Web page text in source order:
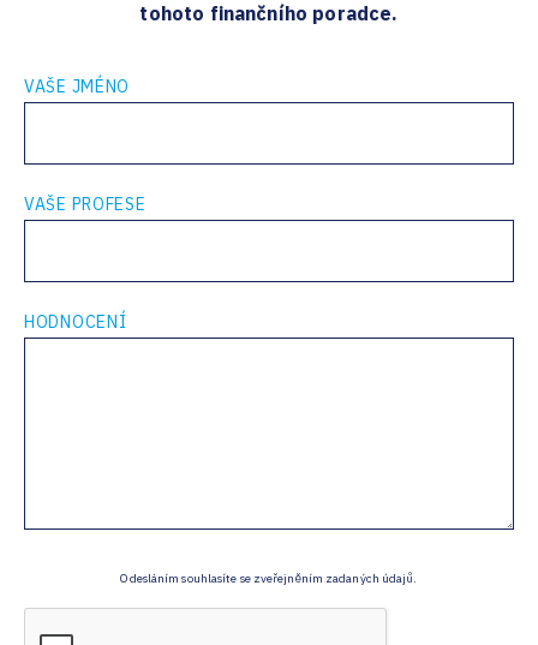
tohoto finančního poradce.
VAŠE JMÉNO
VAŠE PROFESE
HODNOCENÍ
Odesláním souhlasíte se zveřejněním zadaných údajů.